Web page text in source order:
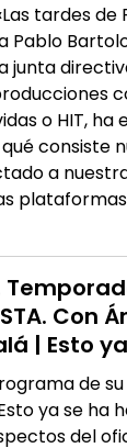
tardes de
Pablo
junta
o HIT, ha
consiste
a
Con
| Esto
de
ya se ha
del